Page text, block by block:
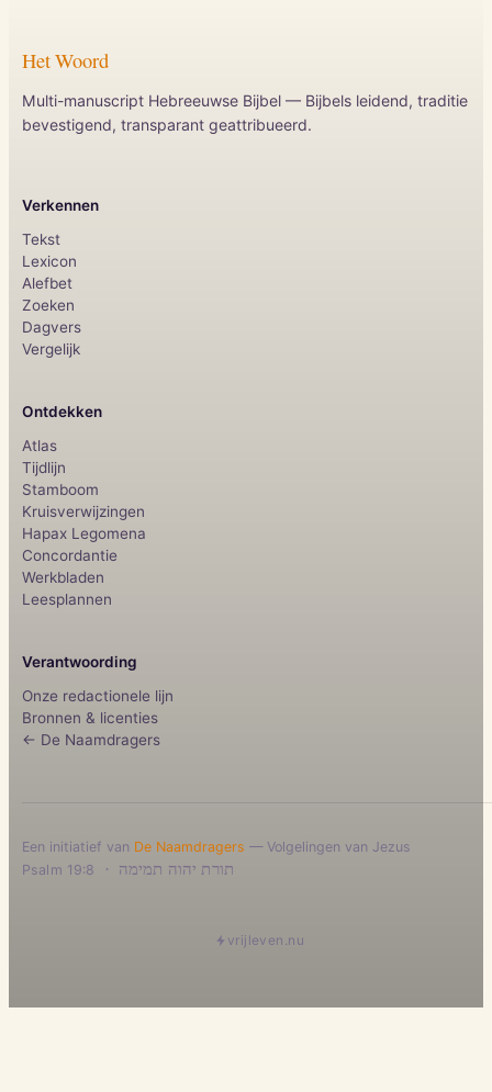
Het Woord
Multi-manuscript Hebreeuwse Bijbel — Bijbels leidend, traditie
bevestigend, transparant geattribueerd.
Verkennen
Tekst
Lexicon
Alefbet
Zoeken
Dagvers
Vergelijk
Ontdekken
Atlas
Tijdlijn
Stamboom
Kruisverwijzingen
Hapax Legomena
Concordantie
Werkbladen
Leesplannen
Verantwoording
Onze redactionele lijn
Bronnen & licenties
← De Naamdragers
Een initiatief van De Naamdragers — Volgelingen van Jezus
תורת יהוה תמימה ·
Psalm 19:8
vrijleven.nu